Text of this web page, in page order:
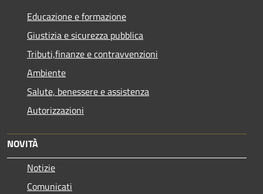
Educazione e formazione
Giustizia e sicurezza pubblica
Tributi,finanze e contravvenzioni
Ambiente
Salute, benessere e assistenza
Autorizzazioni
NOVITÀ
Notizie
Comunicati